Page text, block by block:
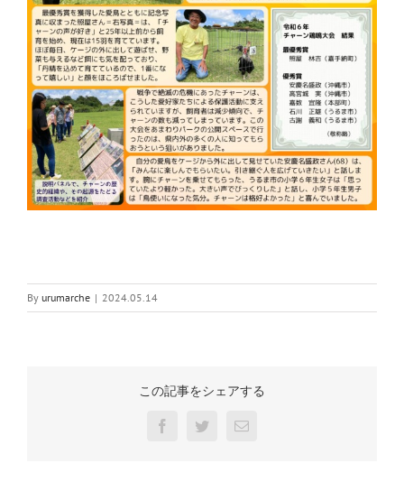
By urumarche | 2024.05.14
この記事をシェアする
FacebookTwitter電